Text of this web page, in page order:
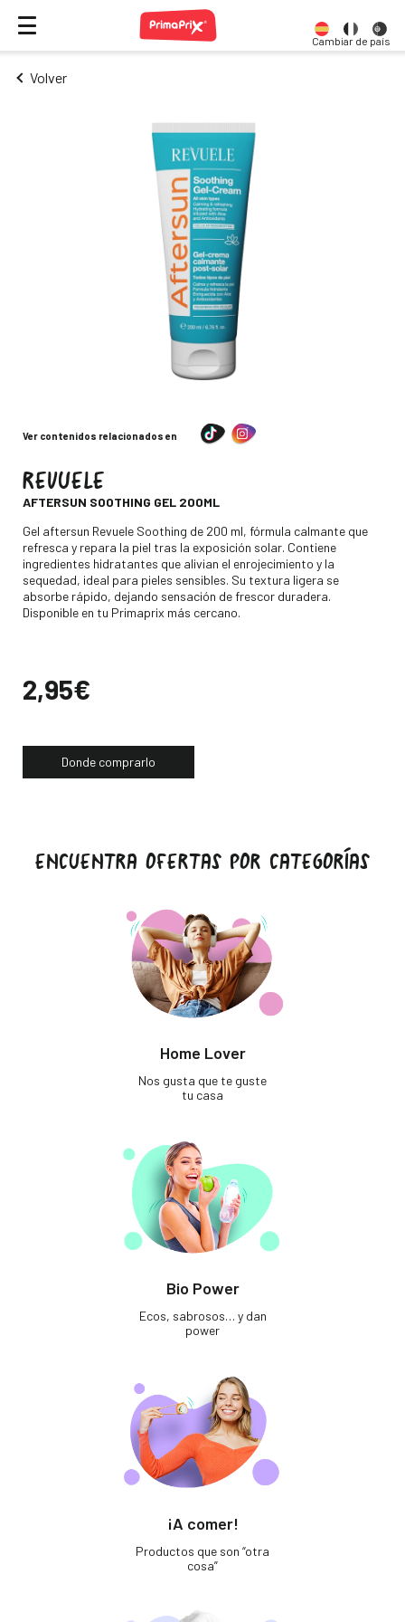
Cambiar de país
Volver
Ver contenidos relacionados en
REVUELE
AFTERSUN SOOTHING GEL 200ML
Descripción
Gel aftersun Revuele Soothing de 200 ml, fórmula calmante que
refresca y repara la piel tras la exposición solar. Contiene
ingredientes hidratantes que alivian el enrojecimiento y la
sequedad, ideal para pieles sensibles. Su textura ligera se
absorbe rápido, dejando sensación de frescor duradera.
Disponible en tu Primaprix más cercano.
Precio
2,95€
Donde comprarlo
ENCUENTRA OFERTAS POR CATEGORÍAS
Home Lover
Nos gusta que te guste
tu casa
Bio Power
Ecos, sabrosos… y dan
power
¡A comer!
Productos que son “otra
cosa”